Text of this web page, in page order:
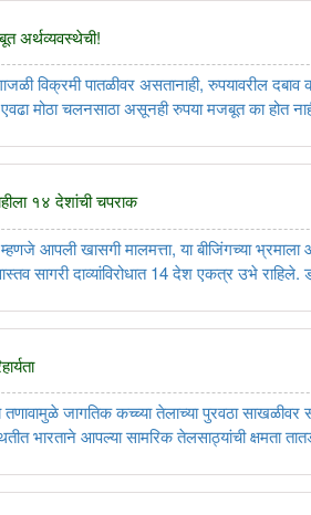
अर्थव्यवस्थेची!
विक्रमी पातळीवर असतानाही, रुपयावरील
मोठा चलनसाठा असूनही रुपया मजबूत का होत
१४ देशांची चपराक
आपली खासगी मालमत्ता, या बीजिंगच्या
सागरी दाव्यांविरोधात 14 देश एकत्र उभे
तणावामुळे जागतिक कच्च्या तेलाच्या पुरवठा
भारताने आपल्या सामरिक तेलसाठ्यांची क्षमता